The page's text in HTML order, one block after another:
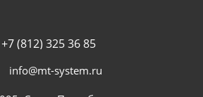
+7 (812) 325 36 85
info@mt-system.ru